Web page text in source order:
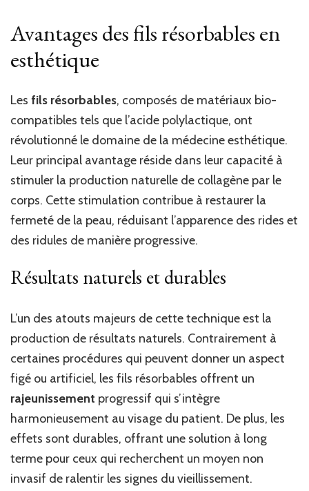
Avantages des fils résorbables en
esthétique
Les fils résorbables, composés de matériaux bio-
compatibles tels que l’acide polylactique, ont
révolutionné le domaine de la médecine esthétique.
Leur principal avantage réside dans leur capacité à
stimuler la production naturelle de collagène par le
corps. Cette stimulation contribue à restaurer la
fermeté de la peau, réduisant l’apparence des rides et
des ridules de manière progressive.
Résultats naturels et durables
L’un des atouts majeurs de cette technique est la
production de résultats naturels. Contrairement à
certaines procédures qui peuvent donner un aspect
figé ou artificiel, les fils résorbables offrent un
rajeunissement progressif qui s’intègre
harmonieusement au visage du patient. De plus, les
effets sont durables, offrant une solution à long
terme pour ceux qui recherchent un moyen non
invasif de ralentir les signes du vieillissement.